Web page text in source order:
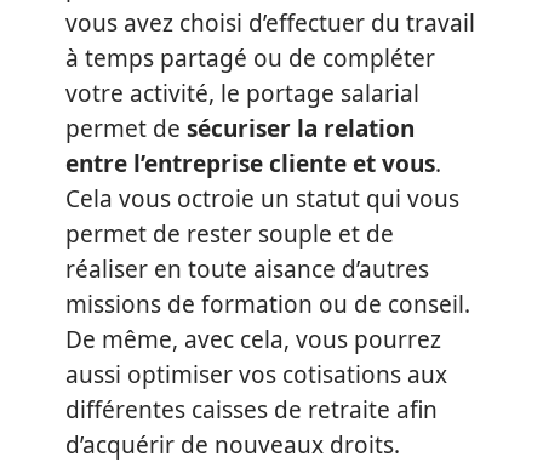
vous avez choisi d’effectuer du travail
à temps partagé ou de compléter
votre activité, le portage salarial
permet de sécuriser la relation
entre l’entreprise cliente et vous.
Cela vous octroie un statut qui vous
permet de rester souple et de
réaliser en toute aisance d’autres
missions de formation ou de conseil.
De même, avec cela, vous pourrez
aussi optimiser vos cotisations aux
différentes caisses de retraite afin
d’acquérir de nouveaux droits.